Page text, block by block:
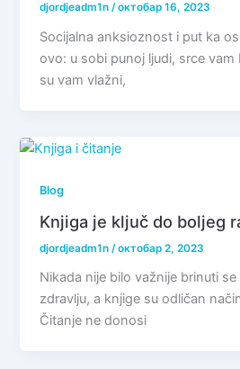
djordjeadm1n/октобар 16, 2023
Socijalna anksioznost i put ka
ovo: u sobi punoj ljudi, srce vam
su vam vlažni,
Blog
Knjiga je ključ do boljeg
djordjeadm1n /октобар 2, 2023
Nikada nije bilo važnije brinuti
zdravlju, a knjige su odličan
Čitanje ne donosi